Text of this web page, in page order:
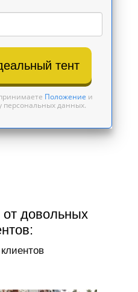
тент
Положение и
персональных данных.
довольных